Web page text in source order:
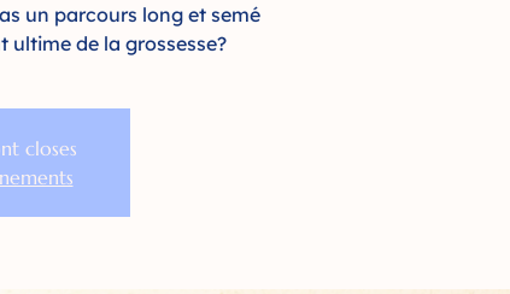
un parcours long et semé
ultime de la grossesse?
closes